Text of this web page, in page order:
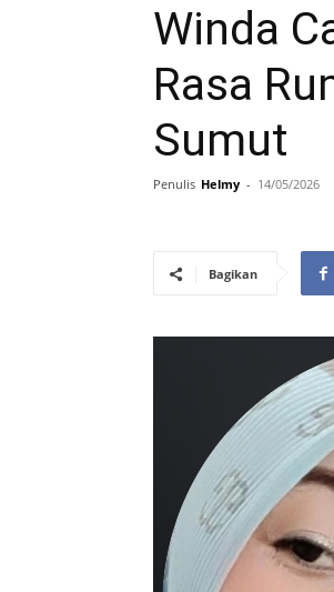
Winda
Rasa
Sumut
Penulis Helmy - 14/05/2026
Bagikan